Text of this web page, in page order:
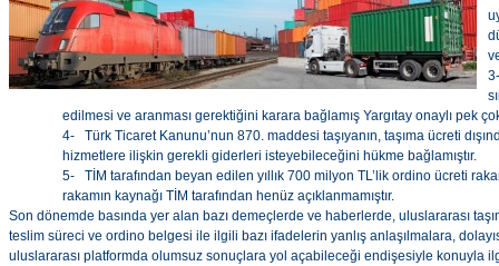
edilmesi ve aranması gerektiğini karara bağlamış Yargıtay onaylı pek
4- Türk Ticaret Kanunu’nun 870. maddesi taşıyanın, taşıma ücreti
hizmetlere ilişkin gerekli giderleri isteyebileceğini hükme bağlamıştır.
5- TİM tarafından beyan edilen yıllık 700 milyon TL’lik ordino ücreti
rakamın kaynağı TİM tarafından henüz açıklanmamıştır.
Son dönemde basında yer alan bazı demeçlerde ve haberlerde, uluslararası
teslim süreci ve ordino belgesi ile ilgili bazı ifadelerin yanlış anlaşılmalara,
uluslararası platformda olumsuz sonuçlara yol açabileceği endişesiyle konuyla